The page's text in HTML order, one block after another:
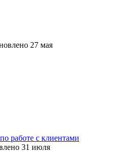
27 мая
работе с клиентами
31 июля